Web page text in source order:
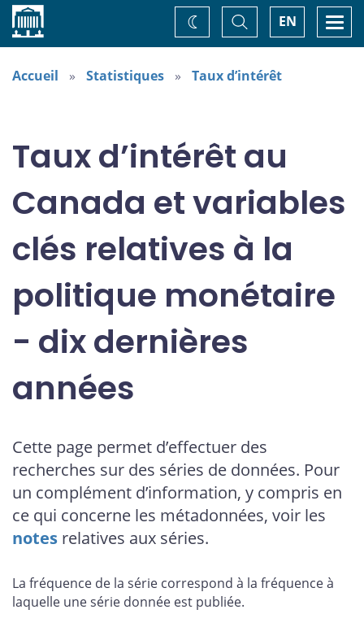
Accueil EN
Basculer
la
recherche
Changez
de
thème
Accueil Statistiques Taux d’intérêt
Taux d’intérêt au
Canada et variables
clés relatives à la
politique monétaire
- dix dernières
années
Cette page permet d’effectuer des
recherches sur des séries de données. Pour
un complément d’information, y compris en
ce qui concerne les métadonnées, voir les
notes relatives aux séries.
La fréquence de la série correspond à la fréquence à
laquelle une série donnée est publiée.